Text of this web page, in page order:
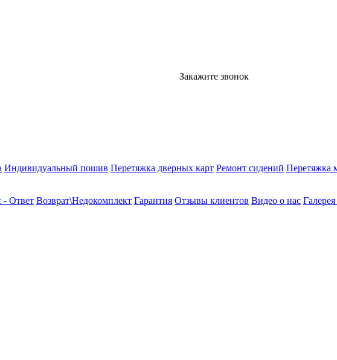
Закажите звонок
Индивидуальный пошив Перетяжка дверных карт Ремонт сидений Перетяжка
- Ответ Возврат\Недокомплект Гарантия Отзывы клиентов Видео о нас